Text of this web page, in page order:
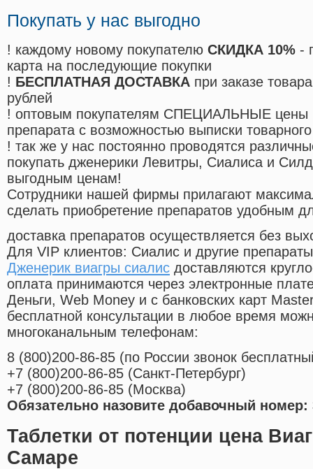
Покупать у нас выгодно
! каждому новому покупателю СКИДКА 10% -
карта на последующие покупки
! БЕСПЛАТНАЯ ДОСТАВКА при заказе
рублей
! оптовым покупателям СПЕЦИАЛЬНЫЕ цены
препарата с возможностью выписки
! так же у нас постоянно проводятся
покупать дженерики Левитры, Сиалиса и
выгодным ценам!
Cотрудники нашей фирмы прилагают
сделать приобретение препаратов удобным
доставка препаратов осуществляется без
Для VIP клиентов: Сиалис и другие
Дженерик виагры сиалис доставляются
оплата принимаются через электронные
Деньги, Web Money и с банковских карт
бесплатной консультации в любое время
многоканальным телефонам:
8 (800)200-86-85 (по России звонок
+7 (800)200-86-85 (Санкт-Петербург)
+7 (800)200-86-85 (Москва)
Обязательно назовите добавочный номер:
Таблетки от потенции цена
Самаре